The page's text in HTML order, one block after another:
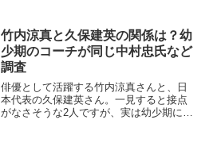
竹内涼真と久保建英の関係は？幼
少期のコーチが同じ中村忠氏など
調査
俳優として活躍する竹内涼真さんと、日
本代表の久保建英さん。一見すると接点
がなさそうな2人ですが、実は幼少期に意